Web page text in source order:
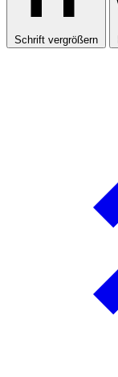
Schrift vergrößern